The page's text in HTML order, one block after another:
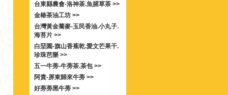
台東縣農會-洛神茶.魚腥草茶 >>
金椿茶油工坊 >>
台灣黃金蕎麥-玉民香油.小丸子.
海苔片 >>
白堊園-旗山香蕉乾.愛文芒果干.
珍珠芭樂 >>
五一牛蒡-牛蒡茶.茶包 >>
阿貴-屏東歸來牛蒡 >>
好蒡蒡黑牛蒡 >>